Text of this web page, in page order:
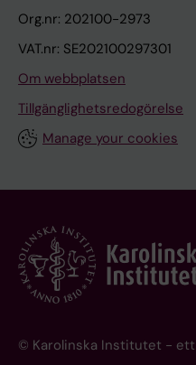
Org.nr: 202100-2973
VAT.nr: SE202100297301
Om webbplatsen
Tillgänglighetsredogörelse
Manage your cookies
© Karolinska Institutet -